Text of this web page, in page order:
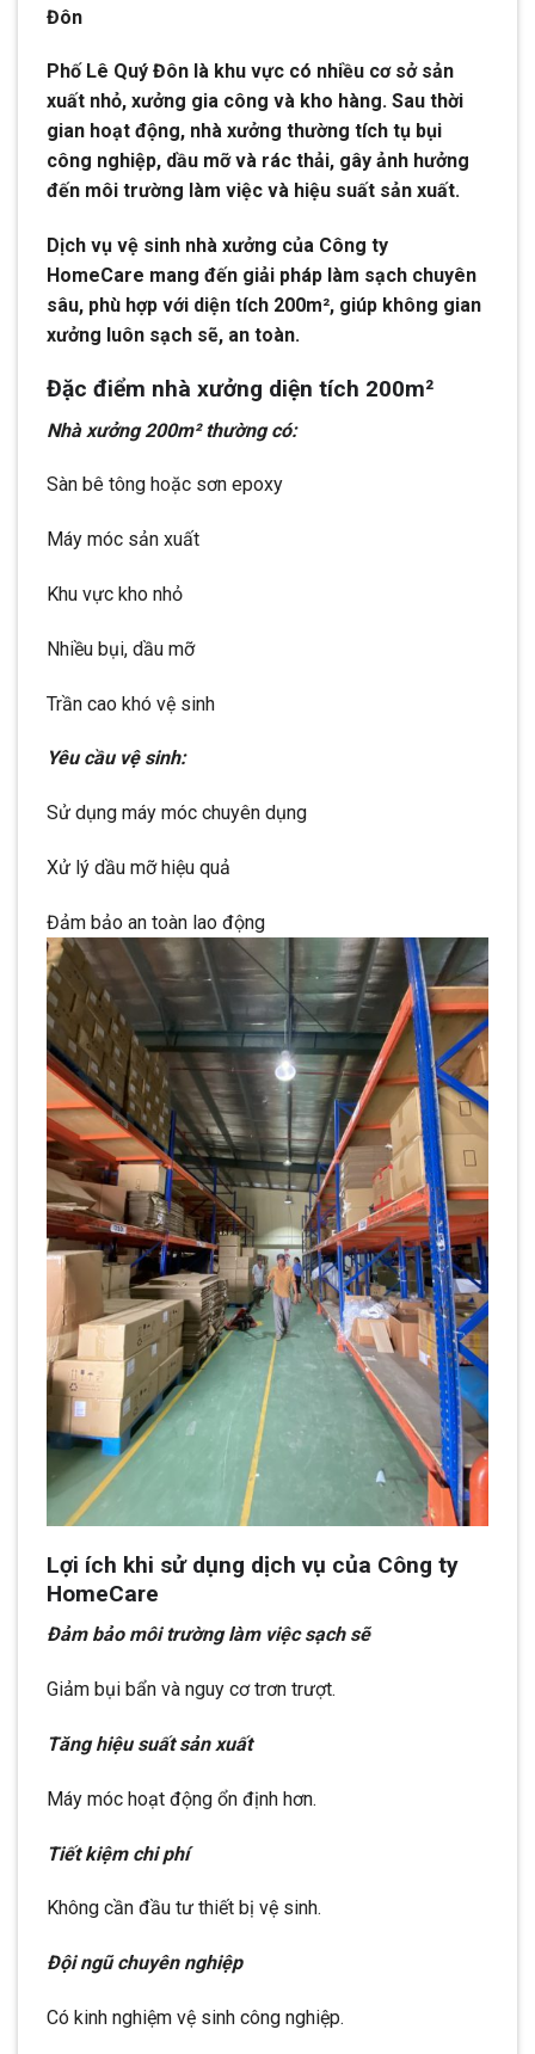
Đôn
Phố Lê Quý Đôn là khu vực có nhiều cơ sở sản
xuất nhỏ, xưởng gia công và kho hàng. Sau thời
gian hoạt động, nhà xưởng thường tích tụ bụi
công nghiệp, dầu mỡ và rác thải, gây ảnh hưởng
đến môi trường làm việc và hiệu suất sản xuất.
Dịch vụ vệ sinh nhà xưởng của Công ty
HomeCare mang đến giải pháp làm sạch chuyên
sâu, phù hợp với diện tích 200m², giúp không gian
xưởng luôn sạch sẽ, an toàn.
Đặc điểm nhà xưởng diện tích 200m²
Nhà xưởng 200m² thường có:
Sàn bê tông hoặc sơn epoxy
Máy móc sản xuất
Khu vực kho nhỏ
Nhiều bụi, dầu mỡ
Trần cao khó vệ sinh
Yêu cầu vệ sinh:
Sử dụng máy móc chuyên dụng
Xử lý dầu mỡ hiệu quả
Đảm bảo an toàn lao động
Lợi ích khi sử dụng dịch vụ của Công ty
HomeCare
Đảm bảo môi trường làm việc sạch sẽ
Giảm bụi bẩn và nguy cơ trơn trượt.
Tăng hiệu suất sản xuất
Máy móc hoạt động ổn định hơn.
Tiết kiệm chi phí
Không cần đầu tư thiết bị vệ sinh.
Đội ngũ chuyên nghiệp
Có kinh nghiệm vệ sinh công nghiệp.